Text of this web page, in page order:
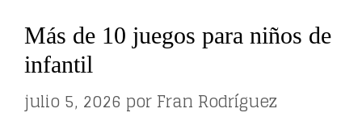
Más de 10 juegos para niños de
infantil
julio 5, 2026 porFran Rodríguez